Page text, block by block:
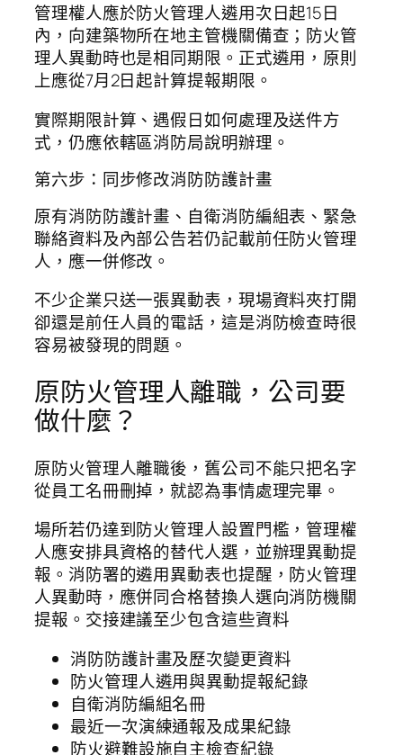
管理權人應於防火管理人遴用次日起15日
內，向建築物所在地主管機關備查；防火管
理人異動時也是相同期限。正式遴用，原則
上應從7月2日起計算提報期限。
實際期限計算、遇假日如何處理及送件方
式，仍應依轄區消防局說明辦理。
第六步：同步修改消防防護計畫
原有消防防護計畫、自衛消防編組表、緊急
聯絡資料及內部公告若仍記載前任防火管理
人，應一併修改。
不少企業只送一張異動表，現場資料夾打開
卻還是前任人員的電話，這是消防檢查時很
容易被發現的問題。
原防火管理人離職，公司要
做什麼？
原防火管理人離職後，舊公司不能只把名字
從員工名冊刪掉，就認為事情處理完畢。
場所若仍達到防火管理人設置門檻，管理權
人應安排具資格的替代人選，並辦理異動提
報。消防署的遴用異動表也提醒，防火管理
人異動時，應併同合格替換人選向消防機關
提報。交接建議至少包含這些資料
消防防護計畫及歷次變更資料
防火管理人遴用與異動提報紀錄
自衛消防編組名冊
最近一次演練通報及成果紀錄
防火避難設施自主檢查紀錄